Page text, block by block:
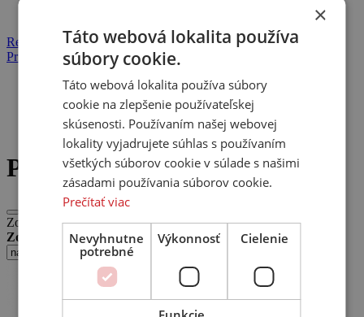
Registrácia
Prihlásenie
Domov
Produkty
Gramofóny
Prenosky
Prenosky
Zobrazujeme 1 - 12 produktov z 44
Zoradiť:
×
Táto webová lokalita používa
súbory cookie.
Táto webová lokalita používa súbory
cookie na zlepšenie používateľskej
skúsenosti. Používaním našej webovej
lokality vyjadrujete súhlas s používaním
všetkých súborov cookie v súlade s našimi
zásadami používania súborov cookie.
Prečítať viac
Nevyhnutne
potrebné
Výkonnosť Cielenie